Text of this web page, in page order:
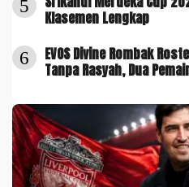
5
Klasemen Lengkap
6
EVOS Divine Rombak
Tanpa Rasyah, Dua